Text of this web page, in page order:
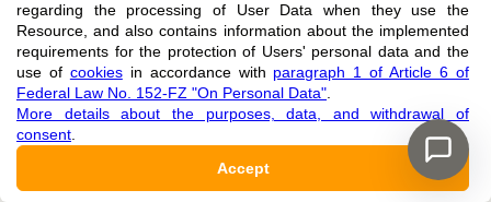
regarding the processing of User Data when they use the
Resource, and also contains information about the implemented
requirements for the protection of Users' personal data and the
use of cookiesin accordance with paragraph 1 of Article 6 of
Federal Law No. 152-FZ "On Personal Data"
More details about the purposes, data, and withdrawal of
consent
Accept